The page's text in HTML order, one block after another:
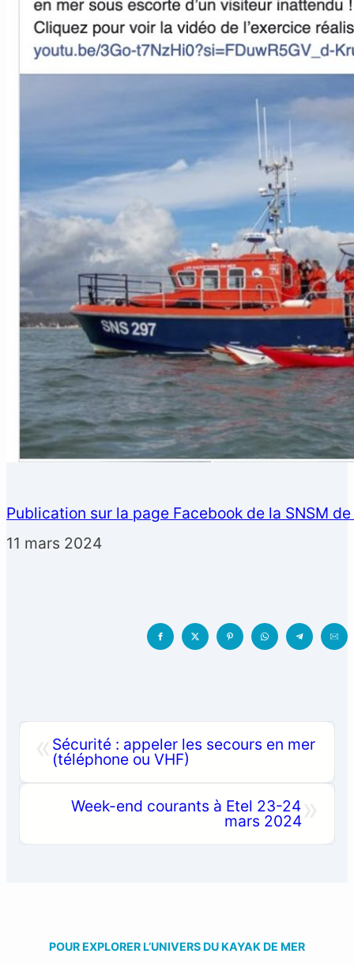
Publication sur la page Facebook de la SNSM
11 mars 2024
Sécurité : appeler les secours en mer
(téléphone ou VHF)
Week-end courants à Etel 23-24
mars 2024
POUR EXPLORER L’UNIVERS DU KAYAK DE MER